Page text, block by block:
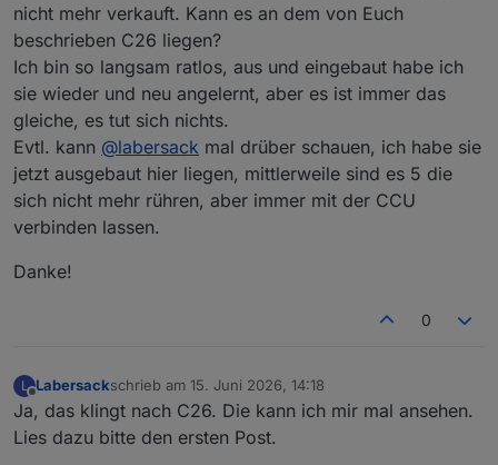
nicht mehr verkauft. Kann es an dem von Euch
beschrieben C26 liegen?
Ich bin so langsam ratlos, aus und eingebaut habe ich
sie wieder und neu angelernt, aber es ist immer das
gleiche, es tut sich nichts.
Evtl. kann @labersack mal drüber schauen, ich habe sie
jetzt ausgebaut hier liegen, mittlerweile sind es 5 die
sich nicht mehr rühren, aber immer mit der CCU
verbinden lassen.
Danke!
0
L
Offline
Labersackschrieb am 15. Juni 2026, 14:18
zuletzt editiert von
Ja, das klingt nach C26. Die kann ich mir mal ansehen.
Lies dazu bitte den ersten Post.